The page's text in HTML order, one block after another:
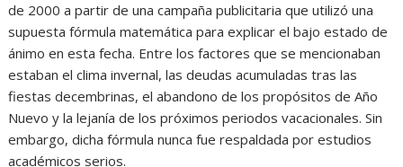
de 2000 a partir de una campaña publicitaria que utilizó una
supuesta fórmula matemática para explicar el bajo estado de
ánimo en esta fecha. Entre los factores que se mencionaban
estaban el clima invernal, las deudas acumuladas tras las
fiestas decembrinas, el abandono de los propósitos de Año
Nuevo y la lejanía de los próximos periodos vacacionales. Sin
embargo, dicha fórmula nunca fue respaldada por estudios
académicos serios.